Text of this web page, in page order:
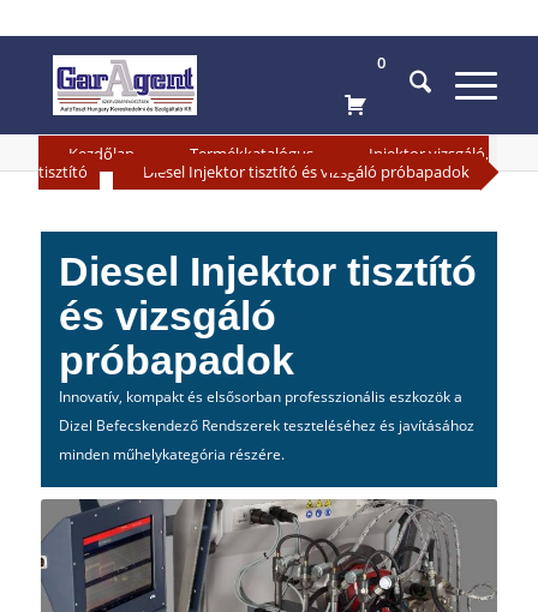
0
Kezdőlap Termékkatalógus
Injektor vizsgáló,
tisztító
» Diesel Injektor tisztító és vizsgáló próbapadok
Diesel Injektor tisztító
és vizsgáló
próbapadok
Innovatív, kompakt és elsősorban professzionális eszkozök a
Dizel Befecskendező Rendszerek teszteléséhez és javításához
minden műhelykategória részére.